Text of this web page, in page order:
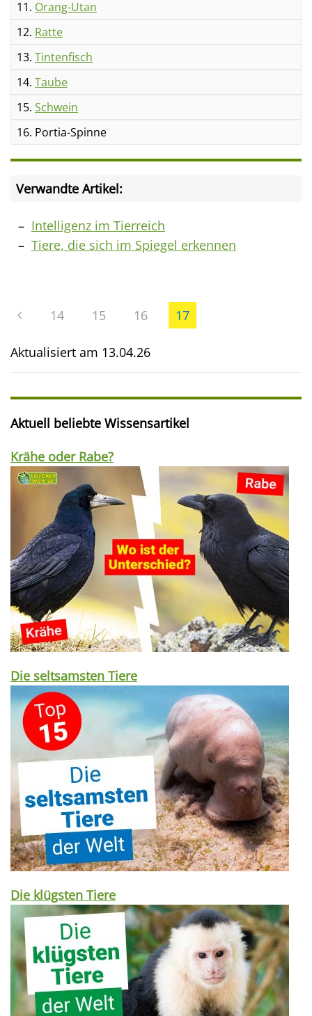
11. Orang-Utan
12. Ratte
13. Tintenfisch
14. Taube
15. Schwein
16. Portia-Spinne
Verwandte Artikel:
Intelligenz im Tierreich
Tiere, die sich im Spiegel erkennen
14 15 16 17
Aktualisiert am 13.04.26
Aktuell beliebte Wissensartikel
Krähe oder Rabe?
Die seltsamsten Tiere
Die klügsten Tiere